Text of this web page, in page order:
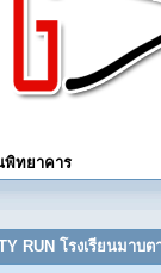
พิทยาคาร
RUN โรงเรียนมา